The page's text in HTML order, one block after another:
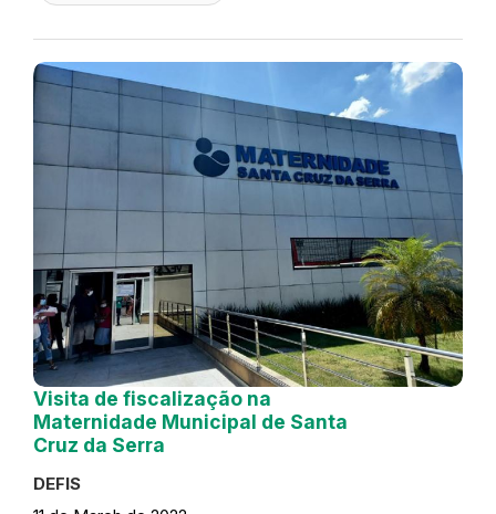
Visita de fiscalização na
Maternidade Municipal de Santa
Cruz da Serra
DEFIS